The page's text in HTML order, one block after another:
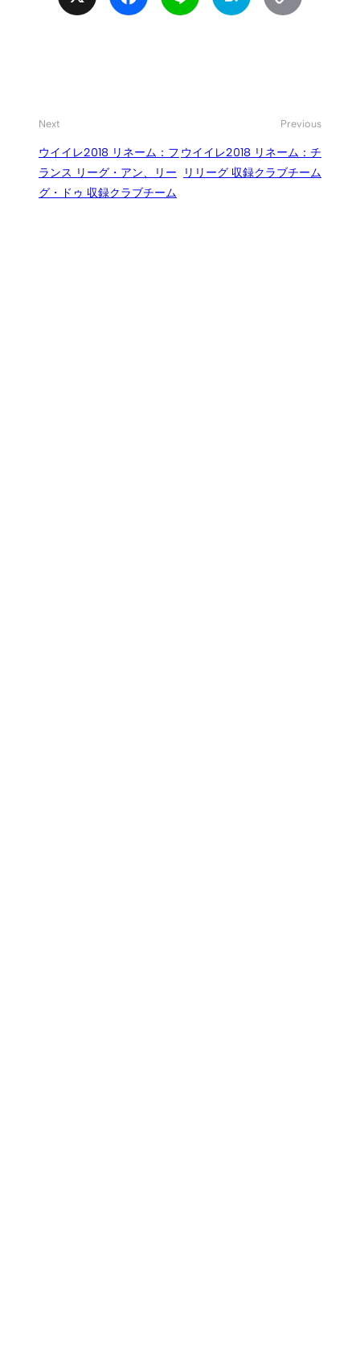
Next
ウイイレ2018 リネーム：フ
ランス リーグ・アン、リー
グ・ドゥ 収録クラブチーム
Previous
ウイイレ2018 リネーム：チ
リリーグ 収録クラブチーム